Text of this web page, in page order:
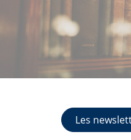
Les